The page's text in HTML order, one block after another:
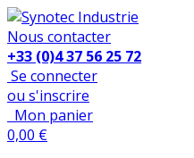
Nous contacter
+33 (0)4 37 56 25 72
Se connecter
ou s'inscrire
Mon panier
0,00 €